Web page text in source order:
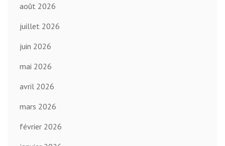
août 2026
juillet 2026
juin 2026
mai 2026
avril 2026
mars 2026
février 2026